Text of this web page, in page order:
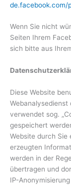
de.facebook.com/
Wenn Sie nicht
Seiten Ihrem
sich bitte aus
Diese Website
Webanalysedienst
verwendet sog.
gespeichert
Website durch Sie
erzeugten
werden in der
übertragen und
IP-